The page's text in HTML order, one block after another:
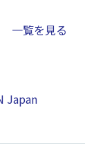
一覧を見る
Japan